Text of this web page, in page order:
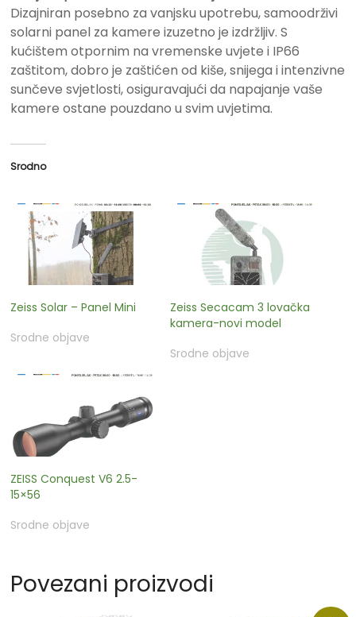
Dizajniran posebno za vanjsku upotrebu, samoodrživi
solarni panel za kamere izuzetno je izdržljiv. S
kućištem otpornim na vremenske uvjete i IP66
zaštitom, dobro je zaštićen od kiše, snijega i intenzivne
sunčeve svjetlosti, osiguravajući da napajanje vaše
kamere ostane pouzdano u svim uvjetima.
Srodno
Zeiss Solar – Panel Mini
Srodne objave
Zeiss Secacam 3 lovačka
kamera-novi model
Srodne objave
ZEISS Conquest V6 2.5-
15×56
Srodne objave
Povezani proizvodi